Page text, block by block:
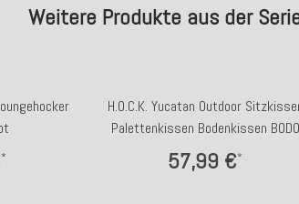
Weitere Produkte aus der
*
H.O.C.K. Yucatan Outdoor
Palettenkissen Bodenkissen BODO
60x60x10cm lindgrün altrosa 408
57,99 €*